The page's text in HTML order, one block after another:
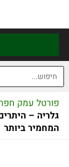
פורטל עמק
גלריה –
המחמיר ביותר